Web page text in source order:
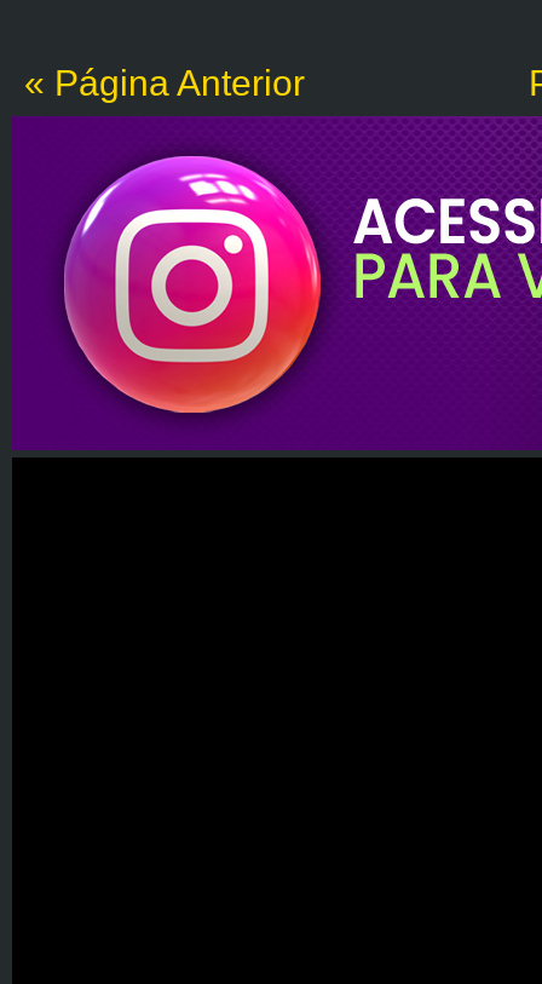
« Página Anterior